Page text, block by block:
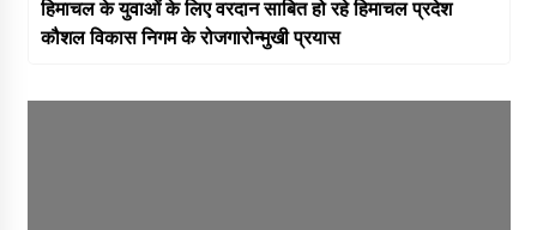
हिमाचल के युवाओं के लिए वरदान साबित हो रहे हिमाचल प्रदेश
कौशल विकास निगम के रोजगारोन्मुखी प्रयास